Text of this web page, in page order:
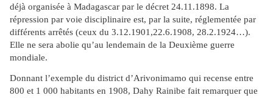
déjà organisée à Madagascar par le décret 24.11.1898. La
répression par voie disciplinaire est, par la suite, réglementée par
différents arrêtés (ceux du 3.12.1901,22.6.1908, 28.2.1924…).
Elle ne sera abolie qu’au lendemain de la Deuxième guerre
mondiale.
Donnant l’exemple du district d’Arivo­nimamo qui recense entre
800 et 1 000 habitants en 1908, Dahy Rainibe fait remarquer que